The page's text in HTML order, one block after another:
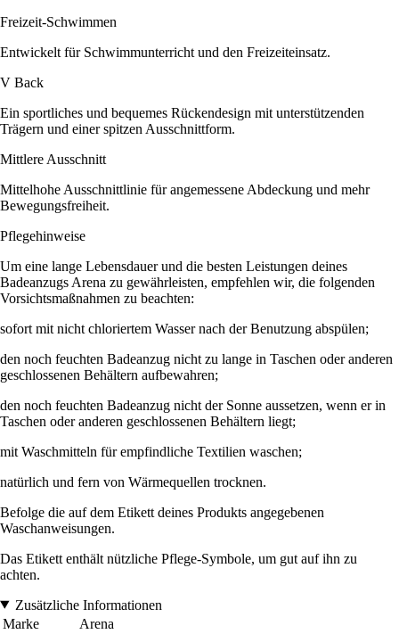
Freizeit-Schwimmen
Entwickelt für Schwimmunterricht und den Freizeiteinsatz.
V Back
Ein sportliches und bequemes Rückendesign mit unterstützenden
Trägern und einer spitzen Ausschnittform.
Mittlere Ausschnitt
Mittelhohe Ausschnittlinie für angemessene Abdeckung und mehr
Bewegungsfreiheit.
Pflegehinweise
Um eine lange Lebensdauer und die besten Leistungen deines
Badeanzugs Arena zu gewährleisten, empfehlen wir, die folgenden
Vorsichtsmaßnahmen zu beachten:
sofort mit nicht chloriertem Wasser nach der Benutzung abspülen;
den noch feuchten Badeanzug nicht zu lange in Taschen oder anderen
geschlossenen Behältern aufbewahren;
den noch feuchten Badeanzug nicht der Sonne aussetzen, wenn er in
Taschen oder anderen geschlossenen Behältern liegt;
mit Waschmitteln für empfindliche Textilien waschen;
natürlich und fern von Wärmequellen trocknen.
Befolge die auf dem Etikett deines Produkts angegebenen
Waschanweisungen.
Das Etikett enthält nützliche Pflege-Symbole, um gut auf ihn zu
achten.
Zusätzliche Informationen
Marke
Arena